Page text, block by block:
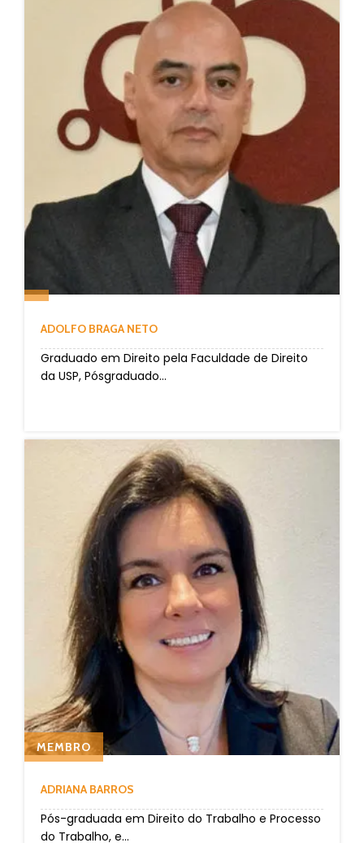
ADOLFO BRAGA NETO
Graduado em Direito pela Faculdade de Direito
da USP, Pósgraduado...
MEMBRO
ADRIANA BARROS
Pós-graduada em Direito do Trabalho e Processo
do Trabalho, e...